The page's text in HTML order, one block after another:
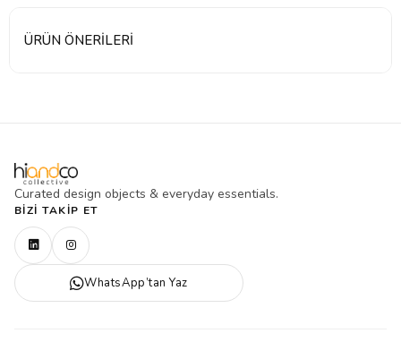
ÜRÜN ÖNERILERI
Curated design objects & everyday essentials.
BIZI TAKIP ET
WhatsApp’tan Yaz